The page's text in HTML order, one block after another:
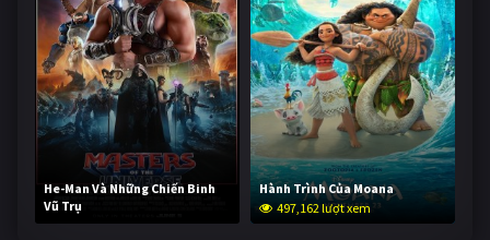
He-Man Và Những Chiến Binh
Vũ Trụ
246,353 lượt xem
Hành Trình Của Moana
497,162 lượt xem